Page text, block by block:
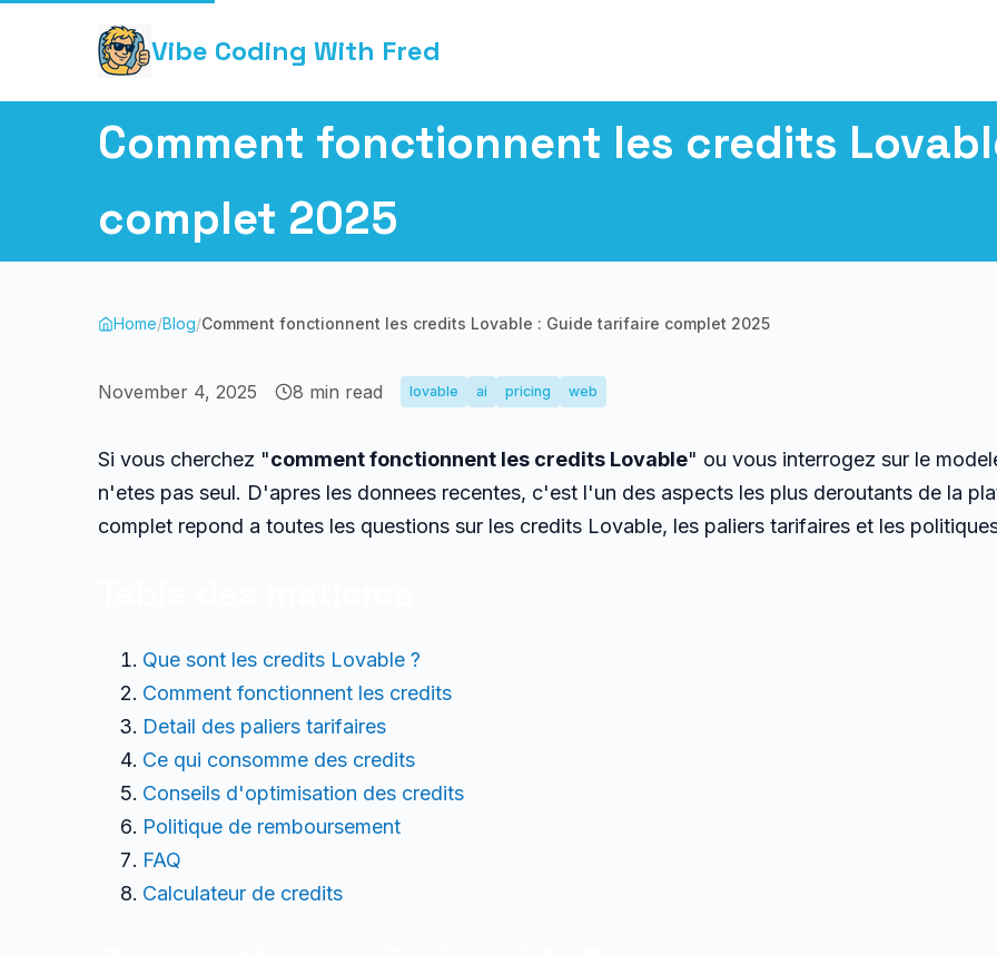
Vibe Coding With Fred
Comment fonctionnent les credits
complet 2025
Home/Blog/Comment fonctionnent les credits Lovable : Guide tarifaire complet 2025
November 4, 2025 8 min read lovable ai pricing web
Si vous cherchez "comment fonctionnent les credits Lovable" ou vous interrogez sur le
n'etes pas seul. D'apres les donnees recentes, c'est l'un des aspects les plus deroutants de la
complet repond a toutes les questions sur les credits Lovable, les paliers tarifaires et les
Que sont les credits Lovable ?
Comment fonctionnent les credits
Detail des paliers tarifaires
Ce qui consomme des credits
Conseils d'optimisation des credits
Politique de remboursement
FAQ
Calculateur de credits